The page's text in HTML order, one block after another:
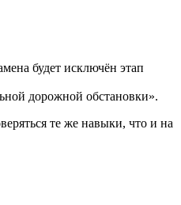
будет исключён этап
дорожной обстановки».
те же навыки, что и на